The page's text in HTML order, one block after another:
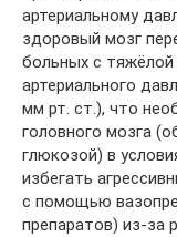
артериальному
здоровый мозг
больных с
артериального
мм рт. ст.), что
головного мозга
глюкозой) в
избегать
с помощью
препаратов) из-за